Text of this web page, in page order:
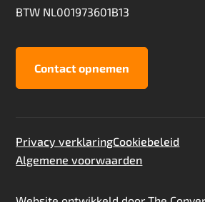
BTW NL001973601B13
Contact opnemen
Privacy verklaringCookiebeleid
Algemene voorwaarden